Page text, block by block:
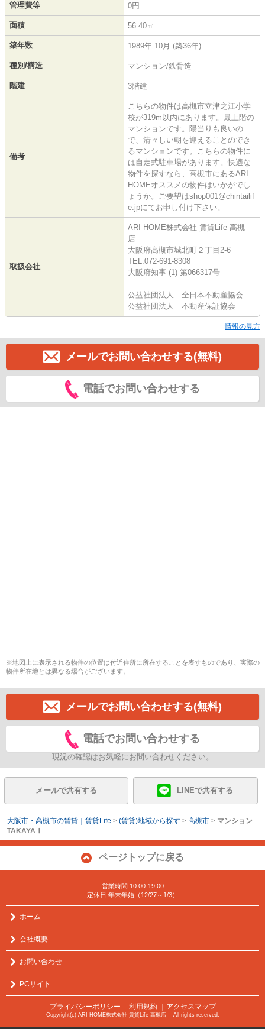
管理費等 0円
面積 56.40㎡
築年数 1989年 10月 (築36年)
種別/構造 マンション/鉄骨造
階建 3階建
備考
こちらの物件は高槻市立津之江小学
校が319m以内にあります。最上階の
マンションです。陽当りも良いの
で、清々しい朝を迎えることのでき
るマンションです。こちらの物件に
は自走式駐車場があります。快適な
物件を探すなら、高槻市にあるARI
HOMEオススメの物件はいかがでし
ょうか。ご要望はshop001@chintailif
e.jpにてお申し付け下さい。
取扱会社
ARI HOME株式会社 賃貸Life 高槻
店
大阪府高槻市城北町２丁目2-6
TEL:072-691-8308
大阪府知事 (1) 第066317号
公益社団法人 全日本不動産協会
公益社団法人 不動産保証協会
情報の見方
メールでお問い合わせする(無料)
電話でお問い合わせする
※地図上に表示される物件の位置は付近住所に所在することを表すものであり、実際の
物件所在地とは異なる場合がございます。
メールでお問い合わせする(無料)
電話でお問い合わせする
現況の確認はお気軽にお問い合わせください。
メールで共有する LINEで共有する
大阪市・高槻市の賃貸｜賃貸Life > (賃貸)地域から探す > 高槻市 > マンション
TAKAYAⅠ
ページトップに戻る
営業時間:10:00-19:00
定休日:年末年始（12/27～1/3）
ホーム
会社概要
お問い合わせ
PCサイト
プライバシーポリシー 利用規約 ｜アクセスマップ
Copyright(c) ARI HOME株式会社 賃貸Life 高槻店 All rights reserved.